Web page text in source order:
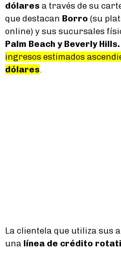
dólares a través de su
que destacan Borro (su
online) y sus sucursales
Palm Beach y Beverly Hills.
ingresos estimados
dólares.
La clientela que utiliza sus
una línea de crédito